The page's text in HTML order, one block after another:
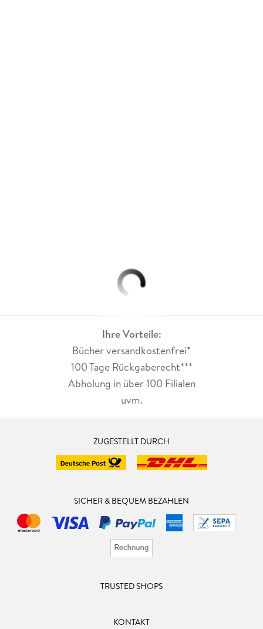
Ihre Vorteile:
Bücher versandkostenfrei*
100 Tage Rückgaberecht***
Abholung in über 100 Filialen
uvm.
ZUGESTELLT DURCH
SICHER & BEQUEM BEZAHLEN
TRUSTED SHOPS
KONTAKT